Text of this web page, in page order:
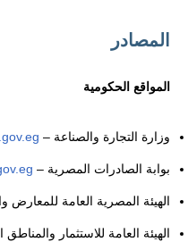
المصادر
المواقع الحكومية
وزارة التجارة والصناعة –
بوابة الصادرات المصرية –
الهيئة المصرية العامة للمعارض
الهيئة العامة للاستثمار